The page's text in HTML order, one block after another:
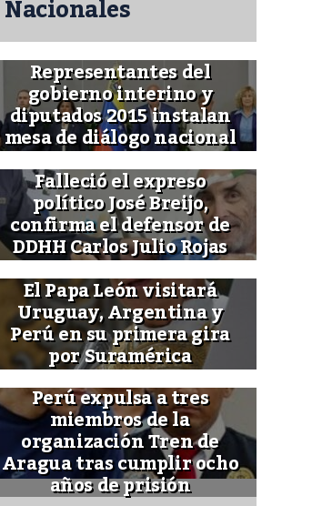
Nacionales
Representantes del
gobierno interino y
diputados 2015 instalan
mesa de diálogo nacional
Falleció el expreso
político José Breijo,
confirma el defensor de
DDHH Carlos Julio Rojas
El Papa León visitará
Uruguay, Argentina y
Perú en su primera gira
por Suramérica
Perú expulsa a tres
miembros de la
organización Tren de
Aragua tras cumplir ocho
años de prisión